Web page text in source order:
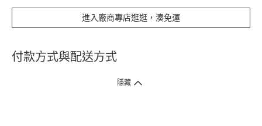
進入廠商專店逛逛，湊免運
付款方式與配送方式
隱藏